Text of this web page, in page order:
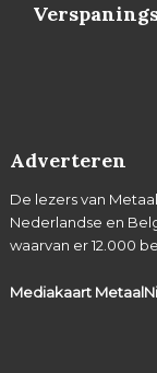
Adverteren
De lezers van
Nederlandse en
waarvan er 12.000
Mediakaart